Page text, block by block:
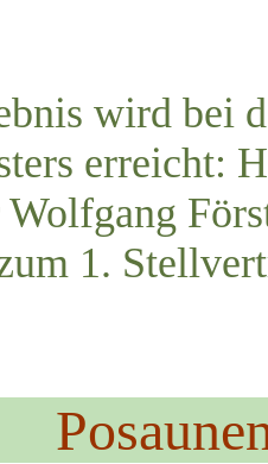
wird bei
erreicht:
1.